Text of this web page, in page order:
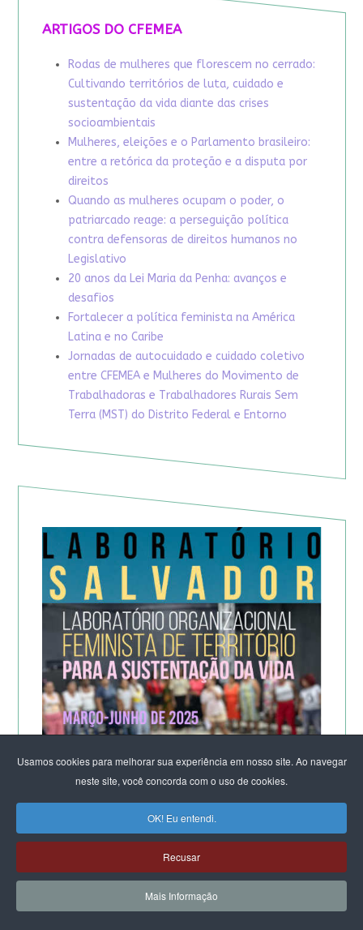
Usamos cookies para melhorar sua experiência em nosso site. Ao navegar
neste site, você concorda com o uso de cookies.
OK! Eu entendi.
Recusar
Mais Informação
ARTIGOS DO CFEMEA
Rodas de mulheres que florescem no cerrado:
Cultivando territórios de luta, cuidado e
sustentação da vida diante das crises
socioambientais
Mulheres, eleições e o Parlamento brasileiro:
entre a retórica da proteção e a disputa por
direitos
Quando as mulheres ocupam o poder, o
patriarcado reage: a perseguição política
contra defensoras de direitos humanos no
Legislativo
20 anos da Lei Maria da Penha: avanços e
desafios
Fortalecer a política feminista na América
Latina e no Caribe
Jornadas de autocuidado e cuidado coletivo
entre CFEMEA e Mulheres do Movimento de
Trabalhadoras e Trabalhadores Rurais Sem
Terra (MST) do Distrito Federal e Entorno
A POTÊNCIA DO LABORATÓRIO ORGANIZACIONAL